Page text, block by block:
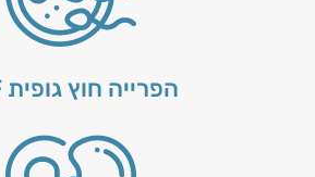
הפרייה חוץ גופית IVF